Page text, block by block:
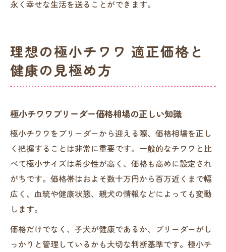
永く幸せな生活を送ることができます。
理想の極小チワワ 適正価格と
健康の見極め方
極小チワワブリーダー価格相場の正しい知識
極小チワワをブリーダーから迎える際、価格相場を正し
く把握することは非常に重要です。一般的なチワワと比
べて極小サイズは希少性が高く、価格も高めに設定され
がちです。価格帯はおよそ数十万円から百万近くまで幅
広く、血統や健康状態、親犬の情報などによっても変動
します。
価格だけでなく、子犬が健康であるか、ブリーダーがし
っかりと管理しているかも大切な判断基準です。極小チ